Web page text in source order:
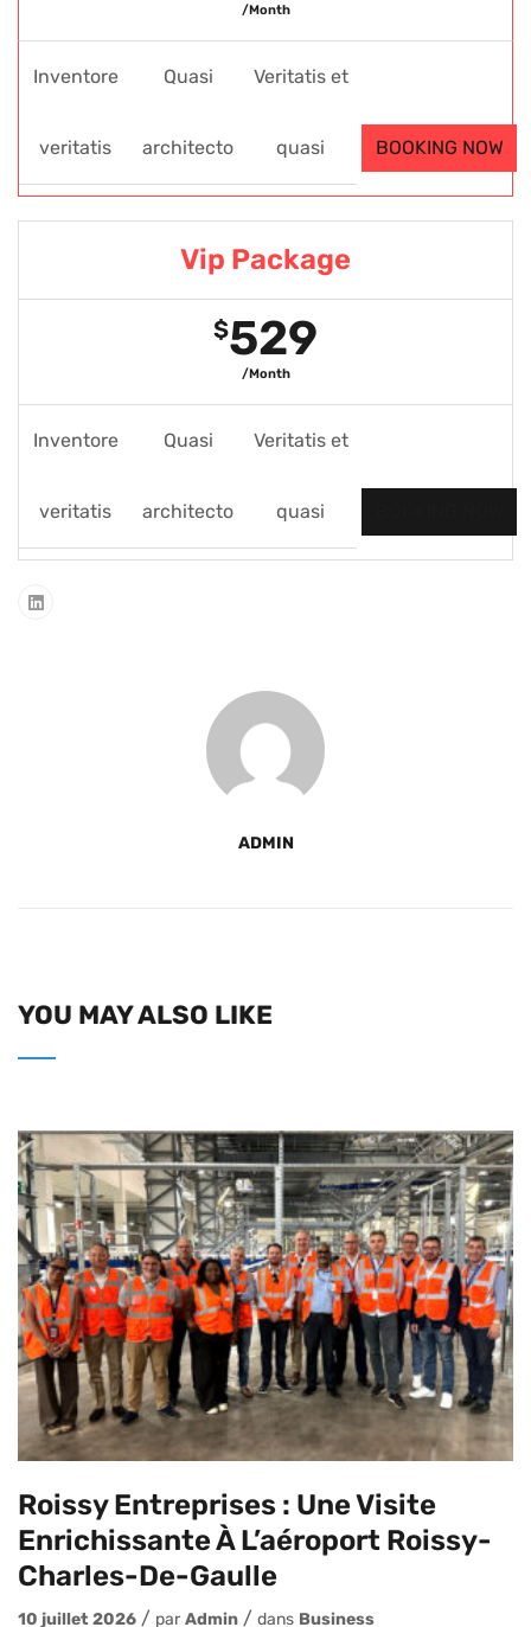
/Month
Inventore
veritatis
Quasi
architecto
Veritatis et
quasi BOOKING NOW
Vip Package
$529
/Month
Inventore
veritatis
Quasi
architecto
Veritatis et
quasi
ADMIN
YOU MAY ALSO LIKE
Roissy Entreprises : Une Visite
Enrichissante À L’aéroport Roissy-
Charles-De-Gaulle
10 juillet 2026 par Admin dans Business